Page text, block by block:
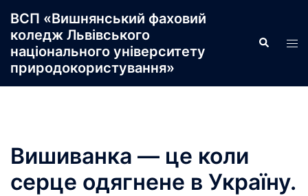
до
вмісту
ВСП «Вишнянський фаховий
коледж Львівського
національного університету
природокористування»
Пошук
Вишиванка — це коли
серце одягнене в Україну.